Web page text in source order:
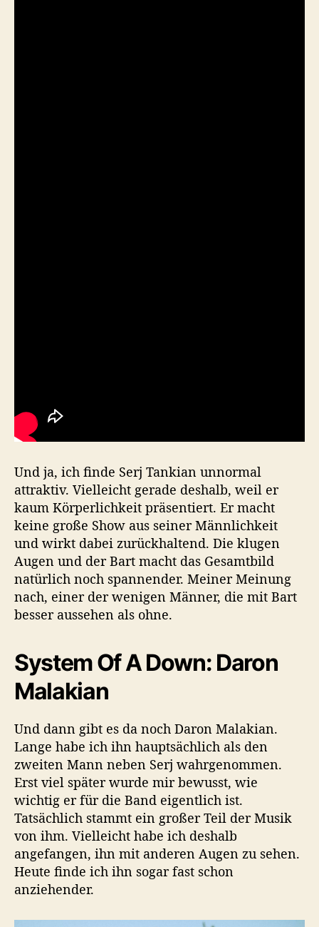
Und ja, ich finde Serj Tankian unnormal
attraktiv. Vielleicht gerade deshalb, weil er
kaum Körperlichkeit präsentiert. Er macht
keine große Show aus seiner Männlichkeit
und wirkt dabei zurückhaltend. Die klugen
Augen und der Bart macht das Gesamtbild
natürlich noch spannender. Meiner Meinung
nach, einer der wenigen Männer, die mit Bart
besser aussehen als ohne.
System Of A Down: Daron
Malakian
Und dann gibt es da noch Daron Malakian.
Lange habe ich ihn hauptsächlich als den
zweiten Mann neben Serj wahrgenommen.
Erst viel später wurde mir bewusst, wie
wichtig er für die Band eigentlich ist.
Tatsächlich stammt ein großer Teil der Musik
von ihm. Vielleicht habe ich deshalb
angefangen, ihn mit anderen Augen zu sehen.
Heute finde ich ihn sogar fast schon
anziehender.